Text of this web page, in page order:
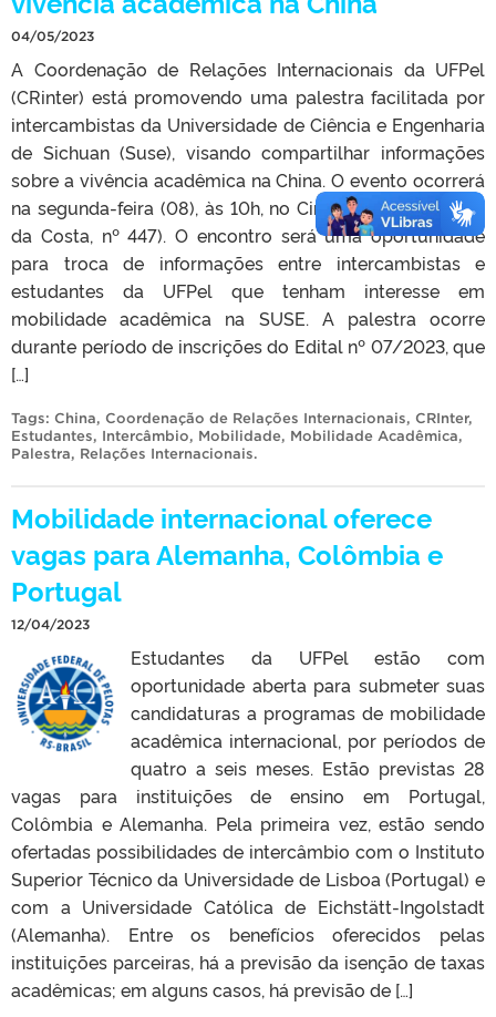
04/05/2023
A Coordenação de Relações Internacionais da UFPel
(CRinter) está promovendo uma palestra facilitada por
intercambistas da Universidade de Ciência e Engenharia
de Sichuan (Suse), visando compartilhar informações
sobre a vivência acadêmica na China. O evento ocorrerá
na segunda-feira (08), às 10h, no Cine UFPel (Rua Lobo
da Costa, nº 447). O encontro será uma oportunidade
para troca de informações entre intercambistas e
estudantes da UFPel que tenham interesse em
mobilidade acadêmica na SUSE. A palestra ocorre
durante período de inscrições do Edital nº 07/2023, que
[…]
Tags: China, Coordenação de Relações Internacionais, CRInter,
Estudantes, Intercâmbio, Mobilidade, Mobilidade Acadêmica,
Palestra, Relações Internacionais.
Mobilidade internacional oferece
vagas para Alemanha, Colômbia e
Portugal
12/04/2023
Estudantes da UFPel estão com
oportunidade aberta para submeter suas
candidaturas a programas de mobilidade
acadêmica internacional, por períodos de
quatro a seis meses. Estão previstas 28
vagas para instituições de ensino em Portugal,
Colômbia e Alemanha. Pela primeira vez, estão sendo
ofertadas possibilidades de intercâmbio com o Instituto
Superior Técnico da Universidade de Lisboa (Portugal) e
com a Universidade Católica de Eichstätt-Ingolstadt
(Alemanha). Entre os benefícios oferecidos pelas
instituições parceiras, há a previsão da isenção de taxas
acadêmicas; em alguns casos, há previsão de […]